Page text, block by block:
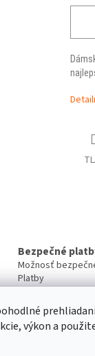
výkon a
Bezpečné
Možnosť
Platby